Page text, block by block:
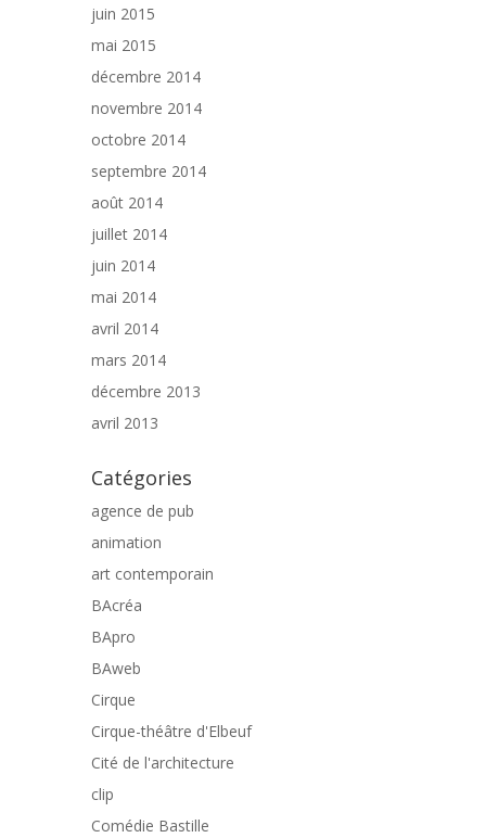
juin 2015
mai 2015
décembre 2014
novembre 2014
octobre 2014
septembre 2014
août 2014
juillet 2014
juin 2014
mai 2014
avril 2014
mars 2014
décembre 2013
avril 2013
Catégories
agence de pub
animation
art contemporain
BAcréa
BApro
BAweb
Cirque
Cirque-théâtre d'Elbeuf
Cité de l'architecture
clip
Comédie Bastille